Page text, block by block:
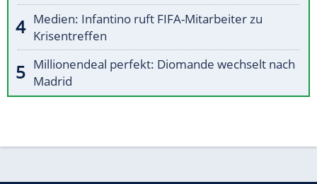
Medien: Infantino ruft FIFA-Mitarbeiter zu
Krisentreffen
Millionendeal perfekt: Diomande wechselt nach
Madrid